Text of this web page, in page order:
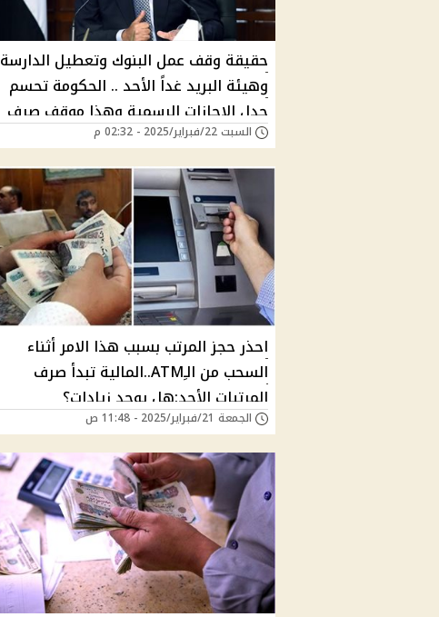
حقيقة وقف عمل البنوك وتعطيل الدارسة
وهيئة البريد غداً الأحد .. الحكومة تحسم
جدل الإجازات الرسمية وهذا موقف صرف
مرتبات فبراير 2025!
السبت 22/فبراير/2025 - 02:32 م
احذر حجز المرتب بسبب هذا الامر أثناء
السحب من الـِATM..المالية تبدأ صرف
المرتبات الأحد:هل يوجد زيادات؟
الجمعة 21/فبراير/2025 - 11:48 ص